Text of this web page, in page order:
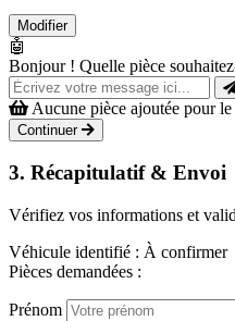
Modifier
🤖
Bonjour ! Quelle pièce
Aucune pièce ajoutée pour
Continuer
3. Récapitulatif & Envoi
Vérifiez vos informations et
Véhicule identifié : À confirmer
Pièces demandées :
Prénom